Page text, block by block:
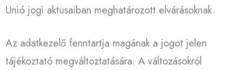
Unió jogi aktusaiban meghatározott elvárásoknak.
Az adatkezelő fenntartja magának a jogot jelen
tájékoztató megváltoztatására. A változásokról